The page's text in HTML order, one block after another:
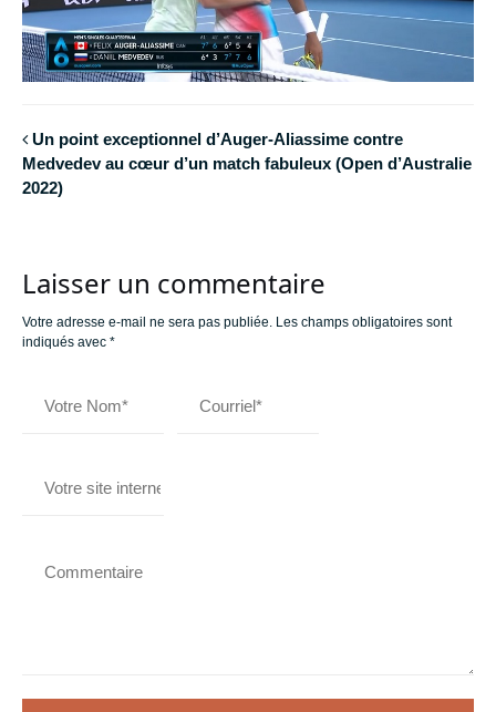
Un point exceptionnel d’Auger-Aliassime contre
Medvedev au cœur d’un match fabuleux (Open d’Australie
2022)
Laisser un commentaire
Votre adresse e-mail ne sera pas publiée. Les champs obligatoires sont
indiqués avec *